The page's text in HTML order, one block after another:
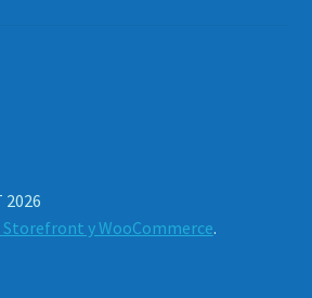
2026
Storefront y WooCommerce.